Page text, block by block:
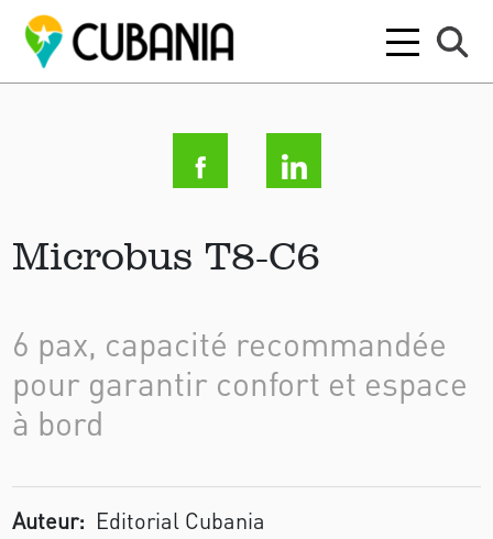
Microbus T8-C6
6 pax, capacité recommandée
pour garantir confort et espace
à bord
Auteur: Editorial Cubania